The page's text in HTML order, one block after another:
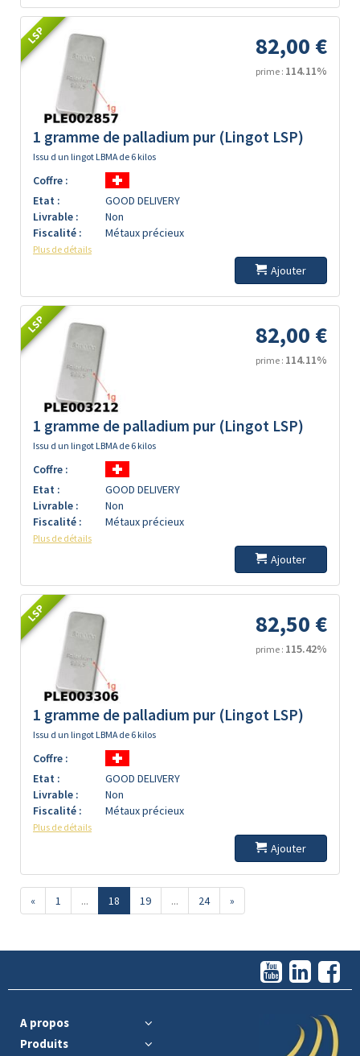
LSP 82,00 €
prime : 114.11%
1 gramme de palladium pur (Lingot LSP)
Issu d un lingot LBMA de 6 kilos
Coffre :
Etat :
GOOD DELIVERY
Livrable :
Non
Fiscalité :
Métaux précieux
Plus de détails
Ajouter
LSP 82,00 €
prime : 114.11%
1 gramme de palladium pur (Lingot LSP)
Issu d un lingot LBMA de 6 kilos
Coffre :
Etat :
GOOD DELIVERY
Livrable :
Non
Fiscalité :
Métaux précieux
Plus de détails
Ajouter
LSP 82,50 €
prime : 115.42%
1 gramme de palladium pur (Lingot LSP)
Issu d un lingot LBMA de 6 kilos
Coffre :
Etat :
GOOD DELIVERY
Livrable :
Non
Fiscalité :
Métaux précieux
Plus de détails
Ajouter
« 1 ... 18 19 ... 24 »
A propos
Produits